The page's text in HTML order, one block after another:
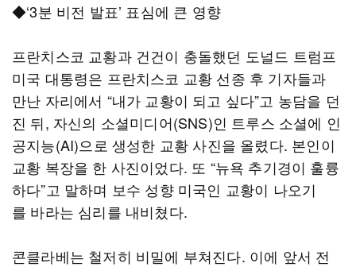
◆‘3분 비전 발표’ 표심에 큰 영향
프란치스코 교황과 건건이 충돌했던 도널드 트럼프
미국 대통령은 프란치스코 교황 선종 후 기자들과
만난 자리에서 “내가 교황이 되고 싶다”고 농담을 던
진 뒤, 자신의 소셜미디어(SNS)인 트루스 소셜에 인
공지능(AI)으로 생성한 교황 사진을 올렸다. 본인이
교황 복장을 한 사진이었다. 또 “뉴욕 추기경이 훌륭
하다”고 말하며 보수 성향 미국인 교황이 나오기
를 바라는 심리를 내비쳤다.
콘클라베는 철저히 비밀에 부쳐진다. 이에 앞서 전